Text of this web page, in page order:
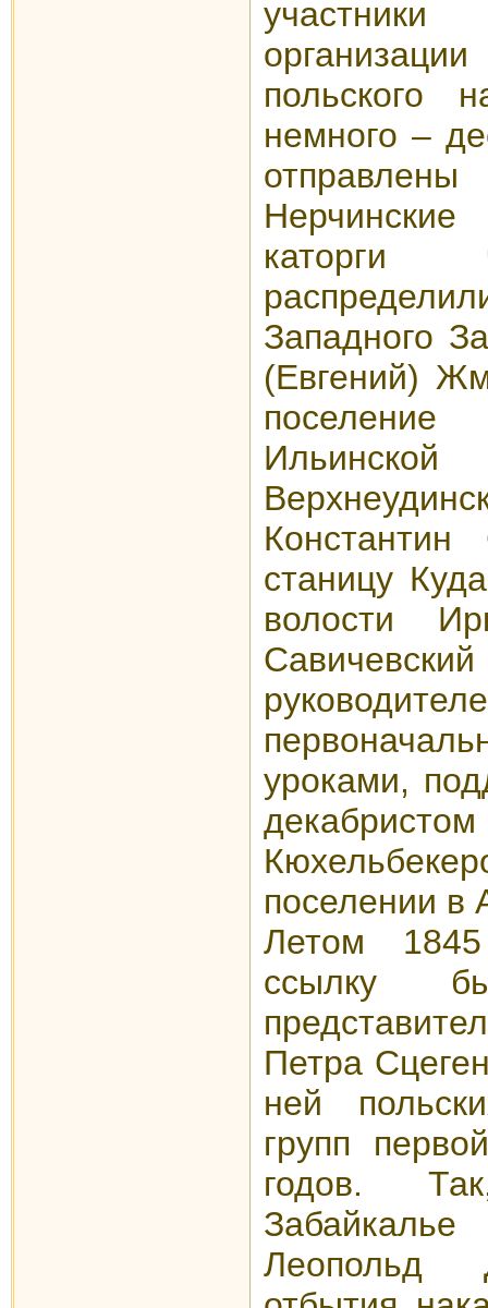
польского
немного –
каторги
Западного
(Евгений)
станицу
волости
уроками,
поселении
Летом
ссылку
Петра
ней
групп
годов.
Леопольд